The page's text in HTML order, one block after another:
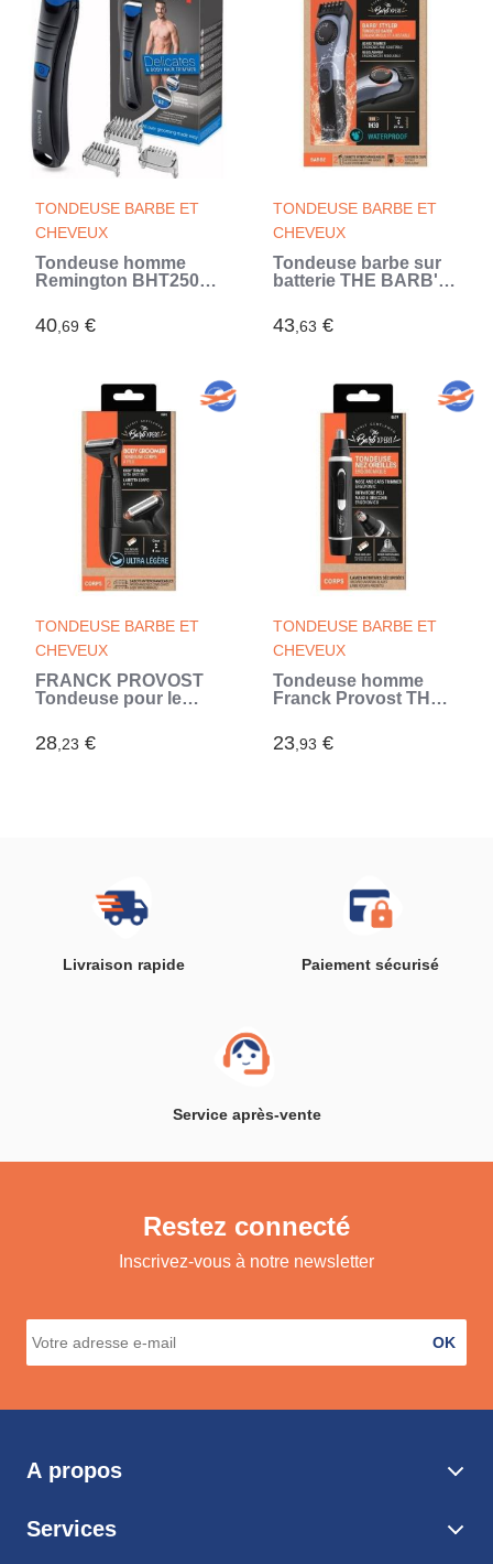
TONDEUSE BARBE ET
CHEVEUX
Tondeuse homme
Remington BHT250
40,69 €
TONDEUSE BARBE ET
CHEVEUX
Tondeuse barbe sur
batterie THE BARB'
Lithium - 19 hauteurs
de coupe - Autonomie
43,63 €
TONDEUSE BARBE ET
CHEVEUX
FRANCK PROVOST
Tondeuse pour le
0581
28,23 €
TONDEUSE BARBE ET
CHEVEUX
Tondeuse homme
Franck Provost THE
Nez et oreilles (Noir)
23,93 €
Livraison rapide Paiement sécurisé
Service après-vente
Restez connecté
Inscrivez-vous à notre newsletter
OK
A propos
Services